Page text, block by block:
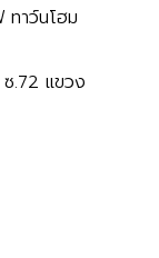
ทาว์นโฮม
ซ.72 แขวง